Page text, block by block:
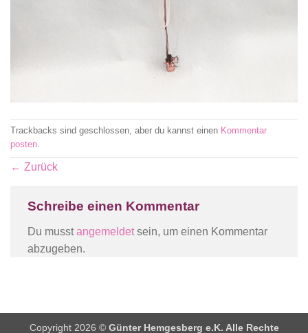
Trackbacks sind geschlossen, aber du kannst einen Kommentar
posten.
← Zurück
Schreibe einen Kommentar
Du musstangemeldetsein, um einen Kommentar
abzugeben.
Copyright 2026 © Günter Hemgesberg e.K. Alle Rechte